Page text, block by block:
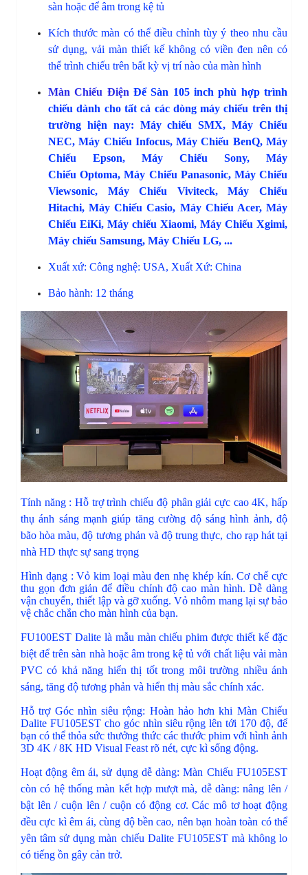
sàn hoặc để âm trong kệ tủ
Kích thước màn có thể điều chỉnh tùy ý theo nhu cầu
sử dụng, vải màn thiết kế không có viền đen nên có
thể trình chiếu trên bất kỳ vị trí nào của màn hình
Màn Chiếu Điện Để Sàn 105 inch phù hợp trình
chiếu dành cho tất cả các dòng máy chiếu trên thị
trường hiện nay: Máy chiếu SMX,Máy Chiếu
NEC,Máy Chiếu Infocus,Máy Chiếu BenQ,Máy
Chiếu Epson, Máy Chiếu Sony, Máy
Chiếu Optoma,Máy Chiếu Panasonic, Máy Chiếu
Viewsonic, Máy Chiếu Viviteck,Máy Chiếu
Hitachi,Máy Chiếu Casio, Máy Chiếu Acer,Máy
Chiếu EiKi, Máy chiếu Xiaomi, Máy Chiếu Xgimi,
Máy chiếu Samsung, Máy Chiếu LG, ...
Xuất xứ: Công nghệ: USA, Xuất Xứ: China
Bảo hành: 12 tháng​
Tính năng : Hỗ trợ trình chiếu độ phân giải cực cao 4K, hấp
thụ ánh sáng mạnh giúp tăng cường độ sáng hình ảnh, độ
bão hòa màu, độ tương phản và độ trung thực, cho rạp hát tại
nhà HD thực sự sang trọng
Hình dạng : Vỏ kim loại màu đen nhẹ khép kín. Cơ chế cực
thu gọn đơn giản để điều chỉnh độ cao màn hình. Dễ dàng
vận chuyển, thiết lập và gỡ xuống. Vỏ nhôm mang lại sự bảo
vệ chắc chắn cho màn hình của bạn.
FU100EST Dalite là mẫu màn chiếu phim được thiết kế đặc
biệt để trên sàn nhà hoặc âm trong kệ tủ với chất liệu vải màn
PVC có khả năng hiển thị tốt trong môi trường nhiều ánh
sáng, tăng độ tương phản và hiển thị màu sắc chính xác.
Hỗ trợ Góc nhìn siêu rộng: Hoàn hảo hơn khi Màn Chiếu
Dalite FU105EST cho góc nhìn siêu rộng lên tới 170 độ, để
bạn có thể thỏa sức thưởng thức các thước phim với hình ảnh
3D 4K / 8K HD Visual Feast rõ nét, cực kì sống động.
Hoạt động êm ái, sử dụng dễ dàng: Màn Chiếu FU105EST
còn có hệ thống màn kết hợp mượt mà, dễ dàng: nâng lên /
bật lên / cuộn lên / cuộn có động cơ. Các mô tơ hoạt động
đều cực kì êm ái, cùng độ bền cao, nên bạn hoàn toàn có thể
yên tâm sử dụng màn chiếu Dalite FU105EST mà không lo
có tiếng ồn gây cản trở.